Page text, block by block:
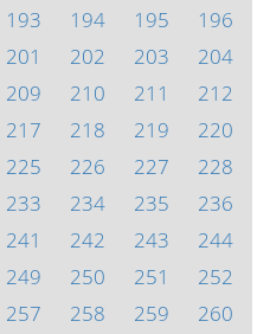
193 194 195
196
201 202 203
204
209 210 211
212
217 218 219
220
225 226 227
228
233 234 235
236
241 242 243
244
249 250 251
252
257 258 259
260